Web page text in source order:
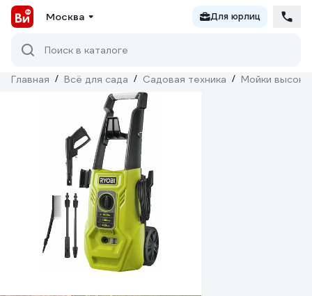
Москва Для юрлиц
Поиск в каталоге
Главная / Всё для сада / Садовая техника / Мойки